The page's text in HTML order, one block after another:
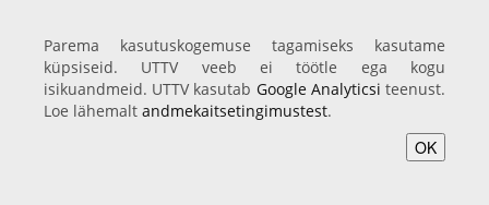
Parema kasutuskogemuse tagamiseks kasutame
küpsiseid. UTTV veeb ei töötle ega kogu
isikuandmeid. UTTV kasutab Google Analyticsi teenust.
Loe lähemalt andmekaitsetingimustest.
OK